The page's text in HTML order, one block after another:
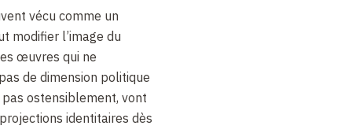
vécu comme un
modifier l’image du
œuvres qui ne
de dimension politique
ostensiblement, vont
identitaires dès